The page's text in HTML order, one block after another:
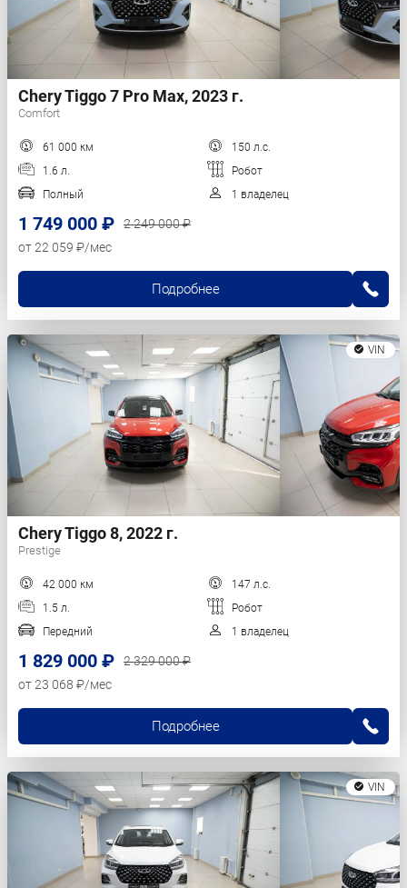
Chery Tiggo 7 Pro Max, 2023 г.
Comfort
61 000 км
150 л.с.
1.6 л.
Робот
Полный
1 владелец
1 749 000 ₽
2 249 000 ₽
от 22 059 ₽/мес
Подробнее
VIN
Chery Tiggo 8, 2022 г.
Prestige
42 000 км
147 л.с.
1.5 л.
Робот
Передний
1 владелец
1 829 000 ₽
2 329 000 ₽
от 23 068 ₽/мес
Подробнее
VIN